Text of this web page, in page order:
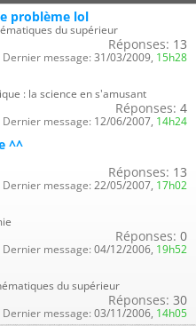
problème lol
du supérieur
Réponses: 13
Dernier message: 31/03/2009, 15h28
: la science en s'amusant
Réponses: 4
Dernier message: 12/06/2007, 14h24
^^
Réponses: 13
Dernier message: 22/05/2007, 17h02
Réponses: 0
Dernier message: 04/12/2006, 19h52
du supérieur
Réponses: 30
Dernier message: 03/11/2006, 14h05